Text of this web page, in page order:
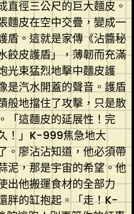
直徑三公尺的巨大麵皮。
麵皮在空中交疊，變成一
盾。這就是家傳《沾醬秘
餃皮護盾」，薄韌而充滿
光束猛烈地擊中麵皮護
是汽水開蓋的聲音。護盾
般地擋住了攻擊，只是散
「這麵皮的延展性！完
！」K-999焦急地大
。廖沾沾知道，他必須帶
泥，那是宇宙的希望。他
出他搬運食材的全部力
胖的缸抱起。「走！K-